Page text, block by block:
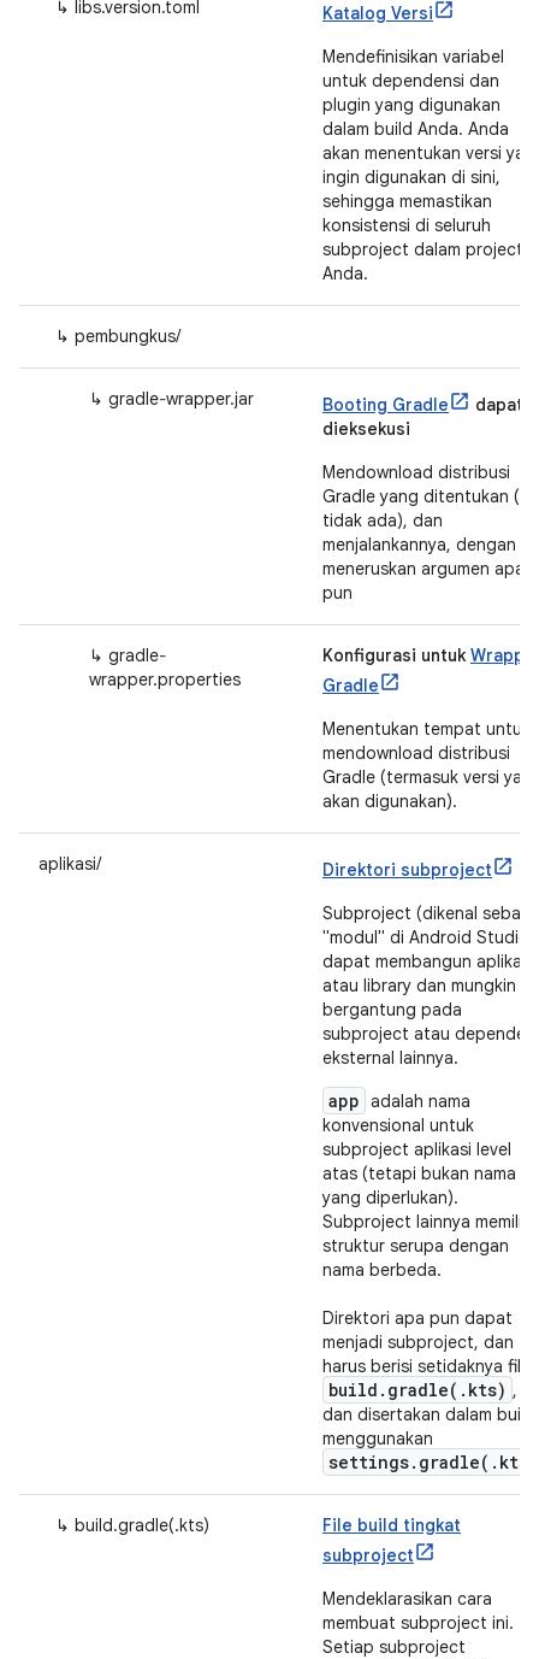
↳ libs.version.toml
Katalog Versi
Mendefinisikan variabel
untuk dependensi dan
plugin yang digunakan
dalam build Anda. Anda
akan menentukan versi
ingin digunakan di sini,
sehingga memastikan
konsistensi di seluruh
subproject dalam project
Anda.
↳ pembungkus/
↳ gradle‐wrapper.jar Booting Gradle
dapat
dieksekusi
Mendownload distribusi
Gradle yang ditentukan
tidak ada), dan
menjalankannya, dengan
meneruskan argumen apa
pun
↳ gradle‐
wrapper.properties
Konfigurasi untuk
Gradle
Menentukan tempat untuk
mendownload distribusi
Gradle (termasuk versi
akan digunakan).
aplikasi/
Direktori subproject
Subproject (dikenal
"modul" di Android Studio)
dapat membangun aplikasi
atau library dan mungkin
bergantung pada
subproject atau
eksternal lainnya.
app adalah nama
konvensional untuk
subproject aplikasi level
atas (tetapi bukan nama
yang diperlukan).
Subproject lainnya memiliki
struktur serupa dengan
nama berbeda.
Direktori apa pun dapat
menjadi subproject, dan
harus berisi setidaknya file
build.gradle(.kts) ,
dan disertakan dalam build
menggunakan
settings.gradle(.kts)
↳ build.gradle(.kts)
File build tingkat
subproject
Mendeklarasikan cara
membuat subproject ini.
Setiap subproject